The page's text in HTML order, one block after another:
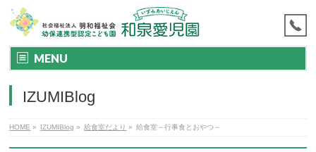
MENU
IZUMIBlog
HOME » IZUMIBlog » 給食室だより » 給食室～行事食とおやつ～